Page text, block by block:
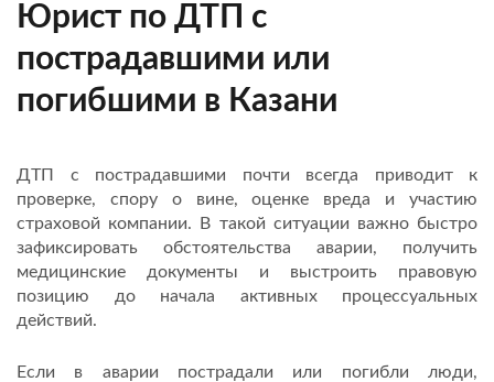
Юрист по ДТП с
пострадавшими или
погибшими в Казани
ДТП с пострадавшими почти всегда приводит к
проверке, спору о вине, оценке вреда и участию
страховой компании. В такой ситуации важно быстро
зафиксировать обстоятельства аварии, получить
медицинские документы и выстроить правовую
позицию до начала активных процессуальных
действий.
Если в аварии пострадали или погибли люди,